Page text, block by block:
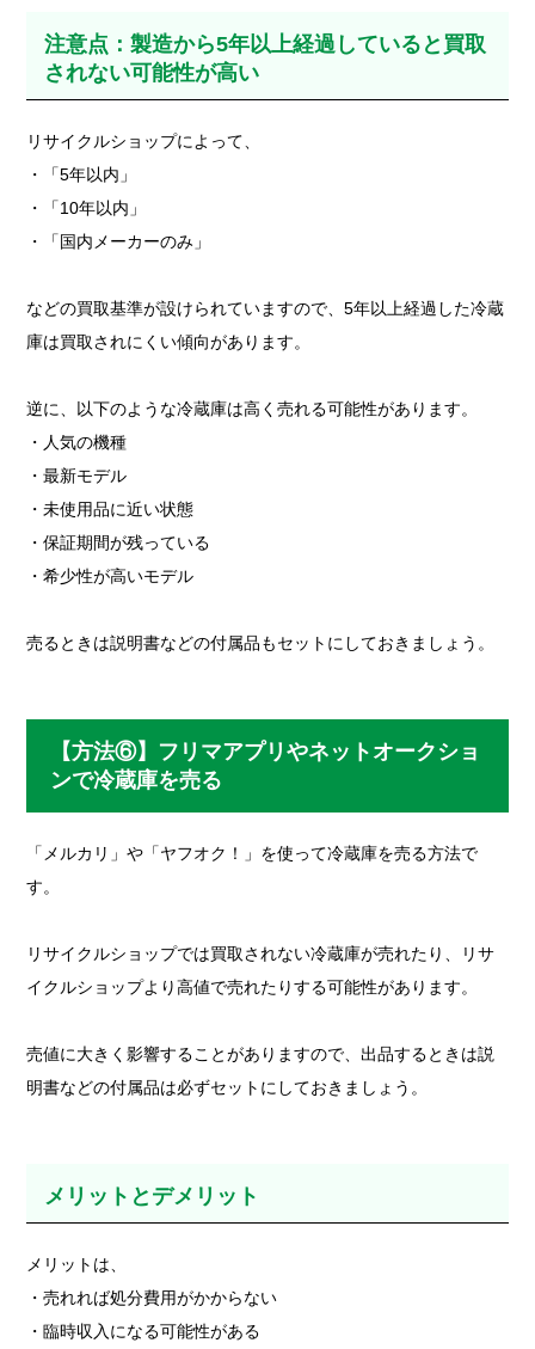
注意点：製造から5年以上経過していると買取
されない可能性が高い
リサイクルショップによって、
・「5年以内」
・「10年以内」
・「国内メーカーのみ」
などの買取基準が設けられていますので、5年以上経過した冷蔵
庫は買取されにくい傾向があります。
逆に、以下のような冷蔵庫は高く売れる可能性があります。
・人気の機種
・最新モデル
・未使用品に近い状態
・保証期間が残っている
・希少性が高いモデル
売るときは説明書などの付属品もセットにしておきましょう。
【方法⑥】フリマアプリやネットオークショ
ンで冷蔵庫を売る
「メルカリ」や「ヤフオク！」を使って冷蔵庫を売る方法で
す。
リサイクルショップでは買取されない冷蔵庫が売れたり、リサ
イクルショップより高値で売れたりする可能性があります。
売値に大きく影響することがありますので、出品するときは説
明書などの付属品は必ずセットにしておきましょう。
メリットとデメリット
メリットは、
・売れれば処分費用がかからない
・臨時収入になる可能性がある